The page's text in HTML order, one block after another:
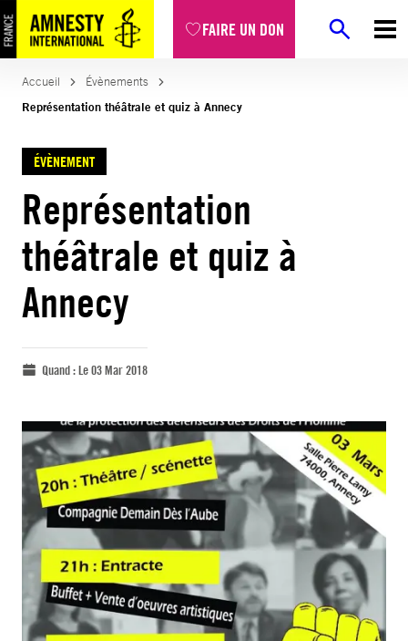
FAIRE UN DON
Accueil
Évènements
Représentation théâtrale et quiz à Annecy
ÉVÈNEMENT
Représentation
théâtrale et quiz à
Annecy
Quand :Le 03 Mar 2018